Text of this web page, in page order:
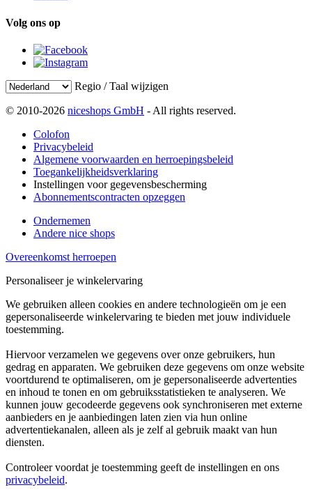
Volg ons op
Regio / Taal wijzigen
© 2010-2026 niceshops GmbH - All rights reserved.
Colofon
Privacybeleid
Algemene voorwaarden en herroepingsbeleid
Toegankelijkheidsverklaring
Instellingen voor gegevensbescherming
Abonnementscontracten opzeggen
Ondernemen
Andere nice shops
Overeenkomst herroepen
Personaliseer je winkelervaring
We gebruiken alleen cookies en andere technologieën om je een
gepersonaliseerde winkelervaring te bieden met jouw individuele
toestemming.
Hiervoor verzamelen we gegevens over onze gebruikers, hun
gedrag en apparaten. We gebruiken deze gegevens om onze website
voortdurend te optimaliseren, om je gepersonaliseerde advertenties
en inhoud te tonen en om gebruiksstatistieken te analyseren. We
kunnen jouw gecodeerde gegevens ook synchroniseren met externe
aanbieders en je aanbiedingen laten zien via hun online
advertentiekanalen, alleen als je zelf al gebruik maakt van hun
diensten.
Controleer voordat je toestemming geeft de instellingen en ons
privacybeleid.